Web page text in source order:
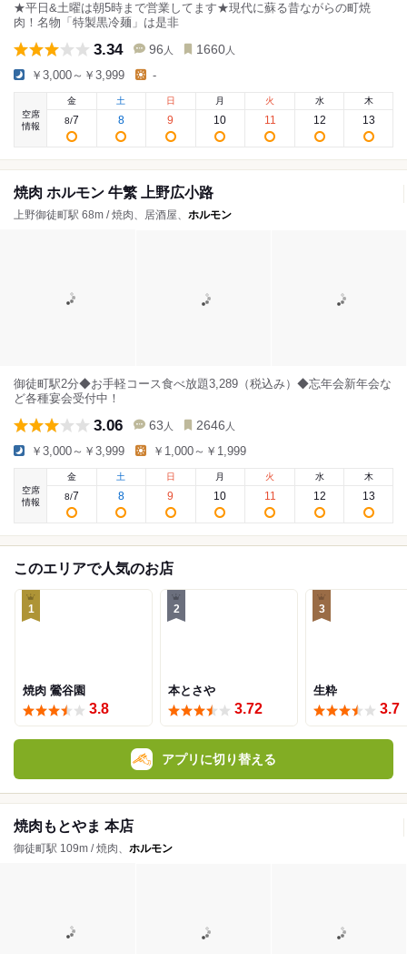
★平日&土曜は朝5時まで営業してます★現代に蘇る昔ながらの町焼
肉！名物「特製黒冷麺」は是非
3.34 96 人 1660 人
￥3,000～￥3,999 -
空席
情報
金
8/7
土
8
日
9
月
10
火
11
水
12
木
13
焼肉 ホルモン 牛繁 上野広小路
上野御徒町駅 68m / 焼肉、居酒屋、 ホルモン
御徒町駅2分◆お手軽コース食べ放題3,289（税込み）◆忘年会新年会な
ど各種宴会受付中！
3.06 63 人 2646 人
￥3,000～￥3,999 ￥1,000～￥1,999
空席
情報
金
8/7
土
8
日
9
月
10
火
11
水
12
木
13
このエリアで人気のお店
1
焼肉 鶯谷園
3.8
2
本とさや
3.72
3
生粋
3.7
アプリに切り替える
焼肉もとやま 本店
御徒町駅 109m / 焼肉、 ホルモン